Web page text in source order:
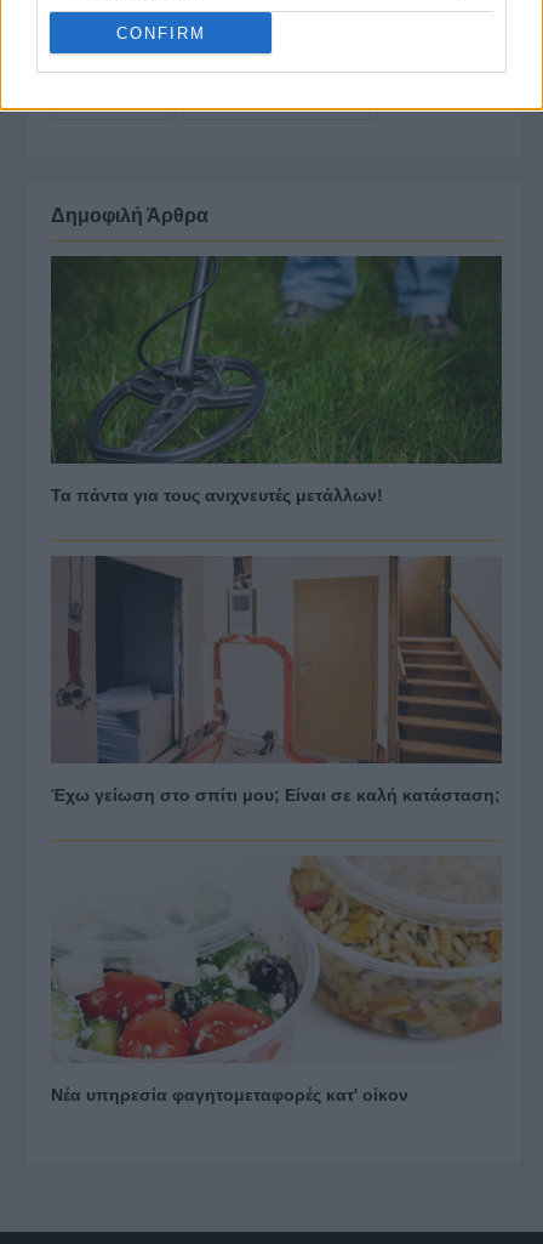
CONFIRM
Επεξεργασία Γυαλιού
Δημοφιλή Άρθρα
Τα πάντα για τους ανιχνευτές μετάλλων!
Έχω γείωση στο σπίτι μου; Είναι σε καλή κατάσταση;
Νέα υπηρεσία φαγητομεταφορές κατ' οίκον